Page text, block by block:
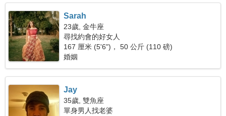
Sarah
23歲, 金牛座
尋找約會的好女人
167 厘米 (5'6")， 50 公斤 (110 磅)
婚姻
Jay
35歲, 雙魚座
單身男人找老婆